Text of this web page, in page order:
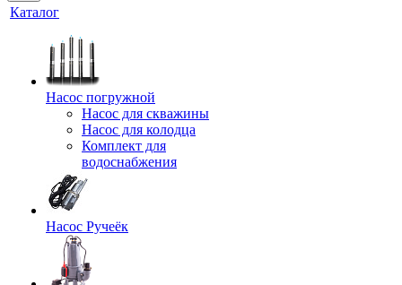
Каталог
Насос погружной
Насос для скважины
Насос для колодца
Комплект для
водоснабжения
Насос Ручеёк